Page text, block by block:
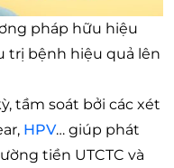
pháp hữu hiệu
trị bệnh hiệu quả lên
tầm soát bởi các xét
HPV… giúp phát
tiền UTCTC và